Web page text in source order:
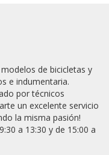
de bicicletas y
e indumentaria.
por técnicos
un excelente servicio
la misma pasión!
a 13:30 y de 15:00 a